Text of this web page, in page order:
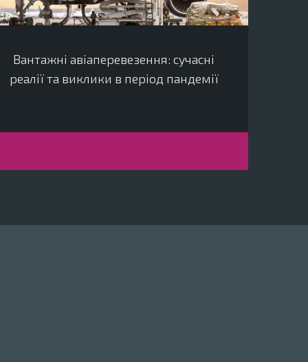
Вантажні авіаперевезення: сучасні
реалії та виклики в період пандемії